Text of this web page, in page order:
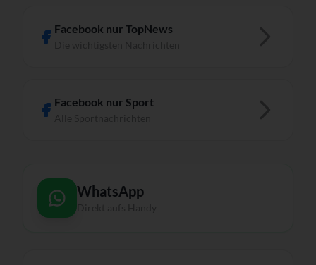
Facebook nur TopNews
Facebook nur Sport
WhatsApp